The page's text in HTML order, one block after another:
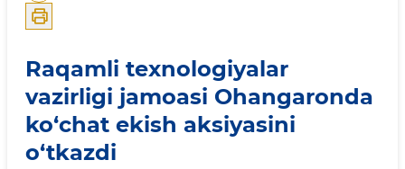
Raqamli texnologiyalar
vazirligi jamoasi Ohangaronda
ko‘chat ekish aksiyasini
o‘tkazdi